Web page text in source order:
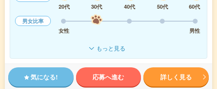
20代
30代 40代 50代
60代
男女比率
女性
男性
もっと見る
気になる! 応募へ進む 詳しく見る